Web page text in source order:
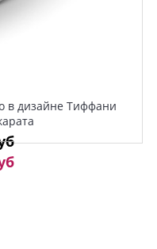
в дизайне Тиффани